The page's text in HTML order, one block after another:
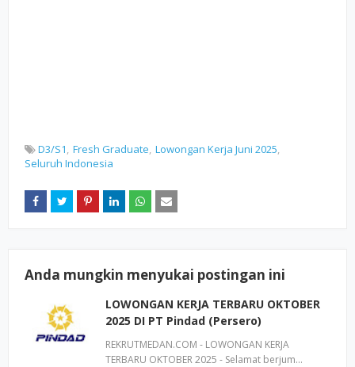
D3/S1 Fresh Graduate Lowongan Kerja Juni 2025
Seluruh Indonesia
Anda mungkin menyukai postingan ini
LOWONGAN KERJA TERBARU OKTOBER
2025 DI PT Pindad (Persero)
REKRUTMEDAN.COM - LOWONGAN KERJA
TERBARU OKTOBER 2025 - Selamat berjum…